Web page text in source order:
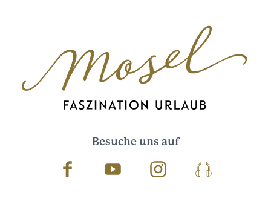
Besuche uns auf
Facebook Youtube InstagramPodcast